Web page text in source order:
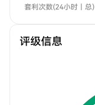
套利次数(24小时｜总)
评级信息